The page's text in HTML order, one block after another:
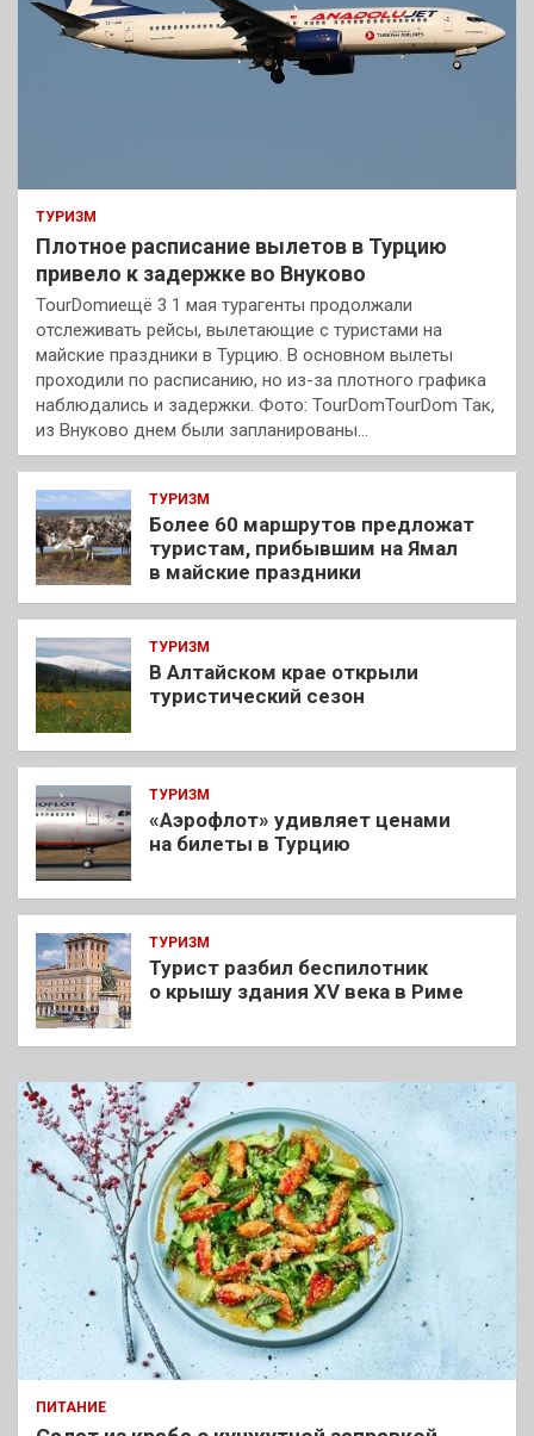
ТУРИЗМ
Плотное расписание вылетов в Турцию
привело к задержке во Внуково
TourDomиещё 3 1 мая турагенты продолжали
отслеживать рейсы, вылетающие с туристами на
майские праздники в Турцию. В основном вылеты
проходили по расписанию, но из-за плотного графика
наблюдались и задержки. Фото: TourDomTourDom Так,
из Внуково днем были запланированы…
ТУРИЗМ
Более 60 маршрутов предложат
туристам, прибывшим на Ямал
в майские праздники
ТУРИЗМ
В Алтайском крае открыли
туристический сезон
ТУРИЗМ
«Аэрофлот» удивляет ценами
на билеты в Турцию
ТУРИЗМ
Турист разбил беспилотник
о крышу здания XV века в Риме
ПИТАНИЕ